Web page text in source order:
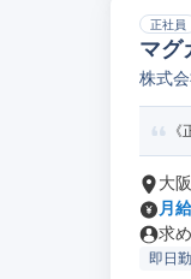
正社員
マグ
株式
大
月
求
即日